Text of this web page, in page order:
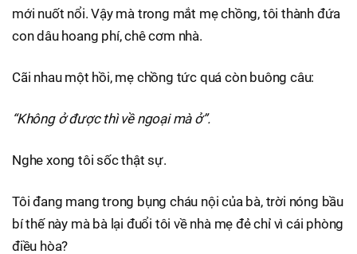
mới nuốt nổi. Vậy mà trong mắt mẹ chồng, tôi thành đứa
con dâu hoang phí, chê cơm nhà.
Cãi nhau một hồi, mẹ chồng tức quá còn buông câu:
“Không ở được thì về ngoại mà ở”.
Nghe xong tôi sốc thật sự.
Tôi đang mang trong bụng cháu nội của bà, trời nóng bầu
bí thế này mà bà lại đuổi tôi về nhà mẹ đẻ chỉ vì cái phòng
điều hòa?